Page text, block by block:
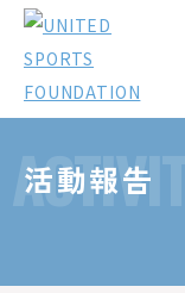
ACTIVITY
活動報告